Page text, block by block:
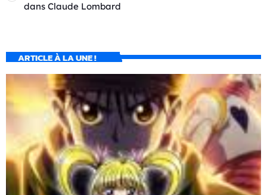
dans Claude Lombard
ARTICLE À LA UNE !